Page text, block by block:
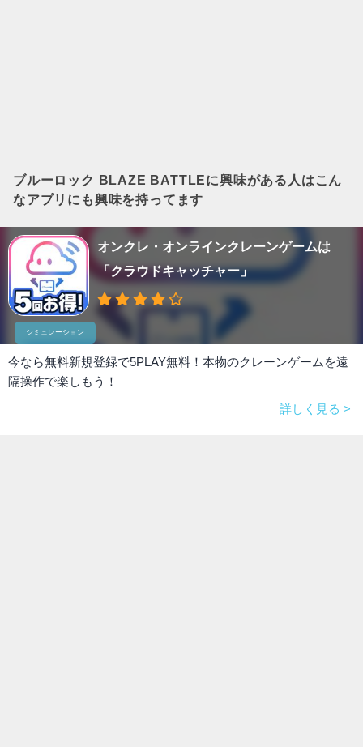
ブルーロック BLAZE BATTLEに興味がある人はこん
なアプリにも興味を持ってます
オンクレ・オンラインクレーンゲームは
「クラウドキャッチャー」
シミュレーション
今なら無料新規登録で5PLAY無料！本物のクレーンゲームを遠
隔操作で楽しもう！
詳しく見る >